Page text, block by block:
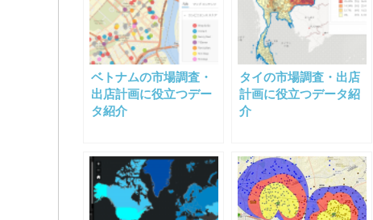
ベトナムの市場調査・
出店計画に役立つデー
タ紹介
タイの市場調査・出店
計画に役立つデータ紹
介